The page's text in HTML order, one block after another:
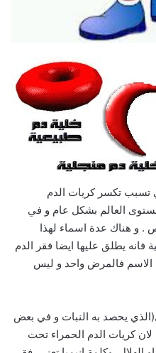
تسبب تكسر كريات الدم
العالم بشكل عام و في
. و هناك عدة اسماء لهذا
فانه يطلق عليها ايضا فقر الدم
الاسم فالمرض واحد و ليس
يحصد به النبات و في بعض
كريات الدم الحمراء تحت